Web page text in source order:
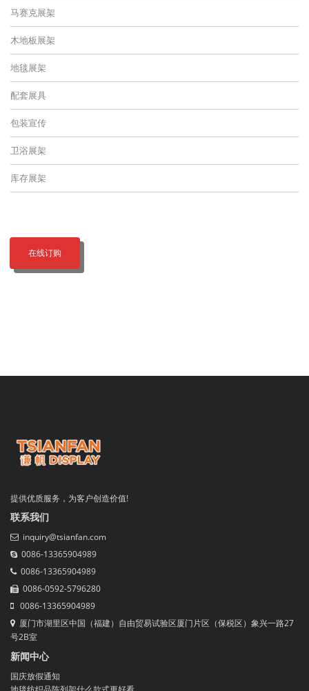
马赛克展架
木地板展架
地毯展架
配套展具
包装宣传
卫浴展架
库存展架
在线订购
提供优质服务，为客户创造价值!
联系我们
inquiry@tsianfan.com
0086-13365904989
0086-13365904989
0086-0592-5796280
0086-13365904989
厦门市湖里区中国（福建）自由贸易试验区厦门片区（保税区）象兴一路27
号2B室
新闻中心
国庆放假通知